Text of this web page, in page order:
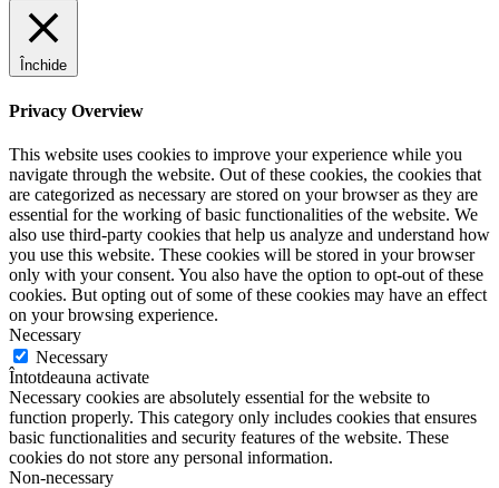
Închide
Privacy Overview
This website uses cookies to improve your experience while you
navigate through the website. Out of these cookies, the cookies that
are categorized as necessary are stored on your browser as they are
essential for the working of basic functionalities of the website. We
also use third-party cookies that help us analyze and understand how
you use this website. These cookies will be stored in your browser
only with your consent. You also have the option to opt-out of these
cookies. But opting out of some of these cookies may have an effect
on your browsing experience.
Necessary
Necessary
Întotdeauna activate
Necessary cookies are absolutely essential for the website to
function properly. This category only includes cookies that ensures
basic functionalities and security features of the website. These
cookies do not store any personal information.
Non-necessary